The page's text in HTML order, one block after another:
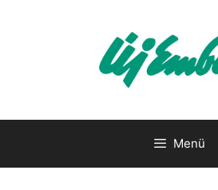
Menü